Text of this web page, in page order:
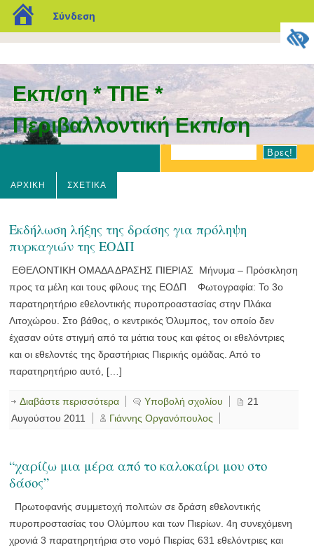
blogs.sch.gr
Σύνδεση
Εκπ/ση * ΤΠΕ *
Περιβαλλοντική Εκπ/ση
ΑΡΧΙΚΉ ΣΧΕΤΙΚΆ
Εκδήλωση λήξης της δράσης για πρόληψη
πυρκαγιών της ΕΟΔΠ
ΕΘΕΛΟΝΤΙΚΗ ΟΜΑΔΑ ΔΡΑΣΗΣ ΠΙΕΡΙΑΣ Μήνυμα – Πρόσκληση
προς τα μέλη και τους φίλους της ΕΟΔΠ Φωτογραφία: Το 3ο
παρατηρητήριο εθελοντικής πυροπροαστασίας στην Πλάκα
Λιτοχώρου. Στο βάθος, ο κεντρικός Όλυμπος, τον οποίο δεν
έχασαν ούτε στιγμή από τα μάτια τους και φέτος οι εθελόντριες
και οι εθελοντές της δραστήριας Πιερικής ομάδας. Από το
παρατηρητήριο αυτό, […]
Διαβάστε περισσότερα Υποβολή σχολίου
21
Αυγούστου 2011
Γιάννης Οργανόπουλος
“χαρίζω μια μέρα από το καλοκαίρι μου στο
δάσος”
Πρωτοφανής συμμετοχή πολιτών σε δράση εθελοντικής
πυροπροστασίας του Ολύμπου και των Πιερίων. 4η συνεχόμενη
χρονιά 3 παρατηρητήρια στο νομό Πιερίας 631 εθελόντριες και